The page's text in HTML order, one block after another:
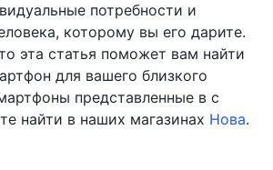
потребности и
которому вы его дарите.
эта статья поможет вам найти
для вашего близкого
представленные в с
найти в наших магазинах Нова.